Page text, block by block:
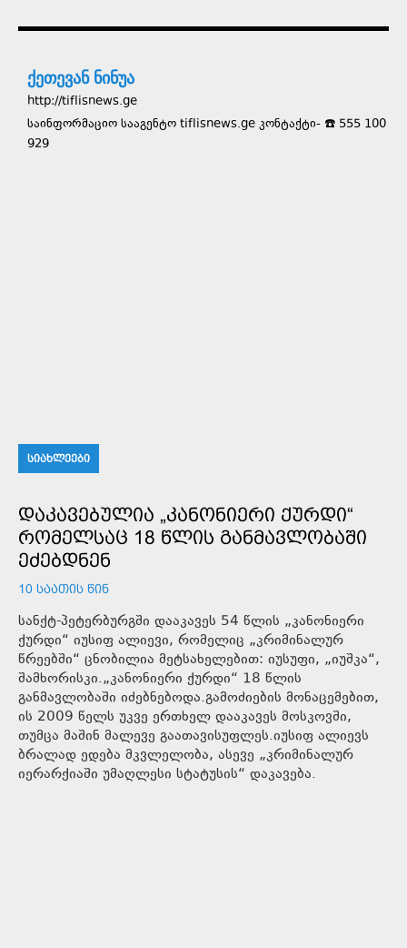
ქეთევან ნინუა
http://tiflisnews.ge
საინფორმაციო სააგენტო tiflisnews.ge კონტაქტი- ☎️ 555 100
929
ᲡᲘᲐᲮᲚᲔᲔᲑᲘ
ᲓᲐᲙᲐᲕᲔᲑᲣᲚᲘᲐ „ᲙᲐᲜᲝᲜᲘᲔᲠᲘ ᲥᲣᲠᲓᲘ“
ᲠᲝᲛᲔᲚᲡᲐᲪ 18 ᲬᲚᲘᲡ ᲒᲐᲜᲛᲐᲕᲚᲝᲑᲐᲨᲘ
ᲔᲫᲔᲑᲓᲜᲔᲜ
10 ᲡᲐᲐᲗᲘᲡ ᲬᲘᲜ
სანქტ-პეტერბურგში დააკავეს 54 წლის „კანონიერი
ქურდი“ იუსიფ ალიევი, რომელიც „კრიმინალურ
წრეებში“ ცნობილია მეტსახელებით: იუსუფი, „იუშკა“,
შამხორისკი.„კანონიერი ქურდი“ 18 წლის
განმავლობაში იძებნებოდა.გამოძიების მონაცემებით,
ის 2009 წელს უკვე ერთხელ დააკავეს მოსკოვში,
თუმცა მაშინ მალევე გაათავისუფლეს.იუსიფ ალიევს
ბრალად ედება მკვლელობა, ასევე „კრიმინალურ
იერარქიაში უმაღლესი სტატუსის“ დაკავება.